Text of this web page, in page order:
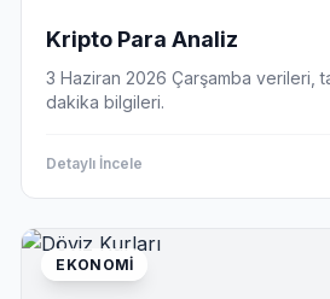
Kripto Para Analiz
3 Haziran 2026 Çarşamba verileri,
dakika bilgileri.
Detaylı İncele
EKONOMI